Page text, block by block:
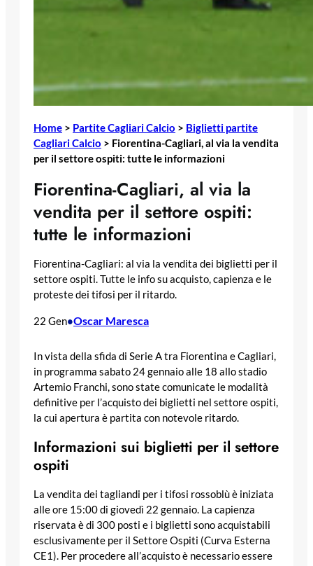
Home > Partite Cagliari Calcio > Biglietti partite
Cagliari Calcio > Fiorentina-Cagliari, al via la vendita
per il settore ospiti: tutte le informazioni
Fiorentina-Cagliari, al via la
vendita per il settore ospiti:
tutte le informazioni
Fiorentina-Cagliari: al via la vendita dei biglietti per il
settore ospiti. Tutte le info su acquisto, capienza e le
proteste dei tifosi per il ritardo.
22 Gen•Oscar Maresca
In vista della sfida di Serie A tra Fiorentina e Cagliari,
in programma sabato 24 gennaio alle 18 allo stadio
Artemio Franchi, sono state comunicate le modalità
definitive per l’acquisto dei biglietti nel settore ospiti,
la cui apertura è partita con notevole ritardo.
Informazioni sui biglietti per il settore
ospiti
La vendita dei tagliandi per i tifosi rossoblù è iniziata
alle ore 15:00 di giovedì 22 gennaio. La capienza
riservata è di 300 posti e i biglietti sono acquistabili
esclusivamente per il Settore Ospiti (Curva Esterna
CE1). Per procedere all’acquisto è necessario essere